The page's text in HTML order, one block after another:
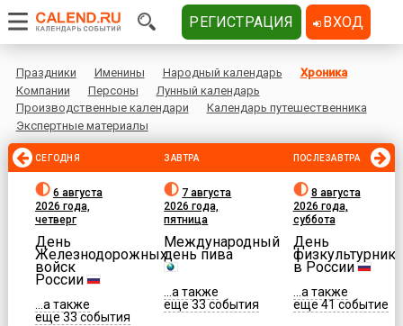
Праздники Именины Народный календарь
Хроника
Компании
Персоны
Лунный календарь
Производственные календари
Календарь путешественника
Экспертные материалы
СЕГОДНЯ
6 августа
2026 года,
четверг
День
Железнодорожных
войск
России
...а также
еще 33 события
ЗАВТРА
7 августа
2026 года,
пятница
Международный
день пива
...а также
еще 33 события
ПОСЛЕЗАВТРА
8 августа
2026 года,
суббота
День
физкультурника
в России
...а также
еще 41 событие
РЕГИСТРАЦИЯ ВХОД